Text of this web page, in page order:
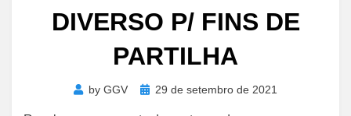
DIVERSO P/ FINS DE
PARTILHA
by GGV
Posted29 de setembro de 2021